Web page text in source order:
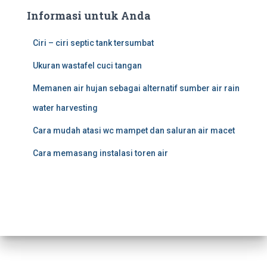
Informasi untuk Anda
Ciri – ciri septic tank tersumbat
Ukuran wastafel cuci tangan
Memanen air hujan sebagai alternatif sumber air rain
water harvesting
Cara mudah atasi wc mampet dan saluran air macet
Cara memasang instalasi toren air